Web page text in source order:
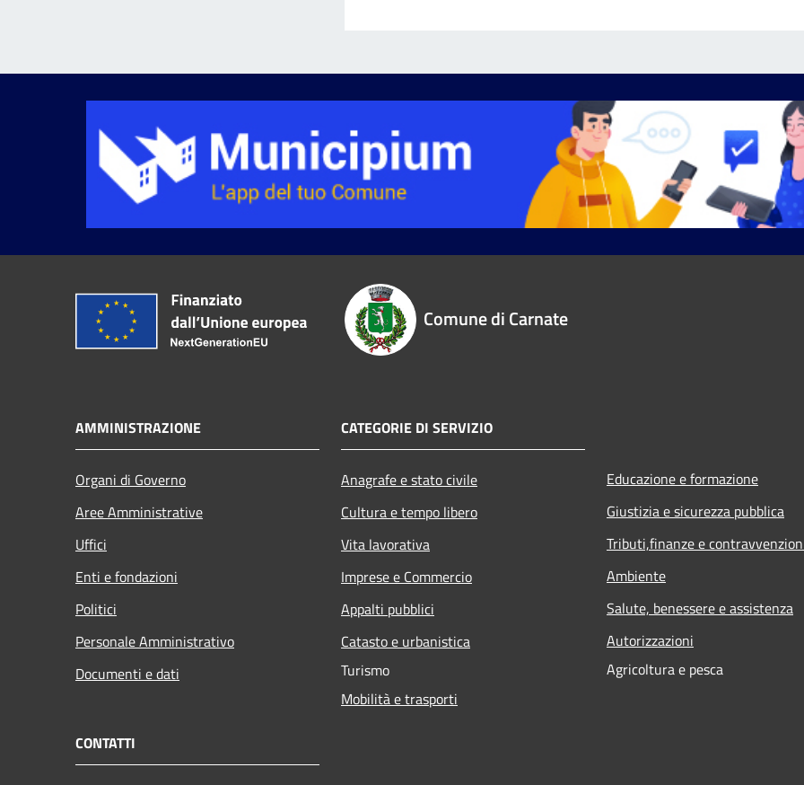
Comune di Carnate
AMMINISTRAZIONE
Organi di Governo
Aree Amministrative
Uffici
Enti e fondazioni
Politici
Personale Amministrativo
Documenti e dati
CATEGORIE DI SERVIZIO
Anagrafe e stato civile
Cultura e tempo libero
Vita lavorativa
Imprese e Commercio
Appalti pubblici
Catasto e urbanistica
Turismo
Mobilità e trasporti
Educazione e formazione
Giustizia e sicurezza pubblica
Tributi,finanze e
Ambiente
Salute, benessere e assistenza
Autorizzazioni
Agricoltura e pesca
CONTATTI